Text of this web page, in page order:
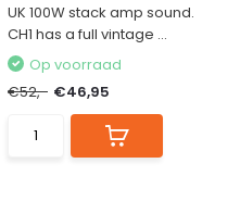
UK 100W stack amp sound.
CH1 has a full vintage ...
Op voorraad
€52,- €46,95